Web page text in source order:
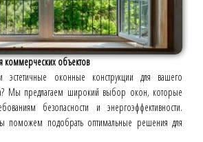
коммерческих объектов
оконные конструкции для вашего
Мы предлагаем широкий выбор окон, которые
безопасности и энергоэффективности.
поможем подобрать оптимальные решения для